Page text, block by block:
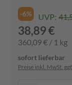
-6% UVP:
38,89 €
360,09 € / 1 kg
sofort lieferbar
Preise inkl. MwSt.